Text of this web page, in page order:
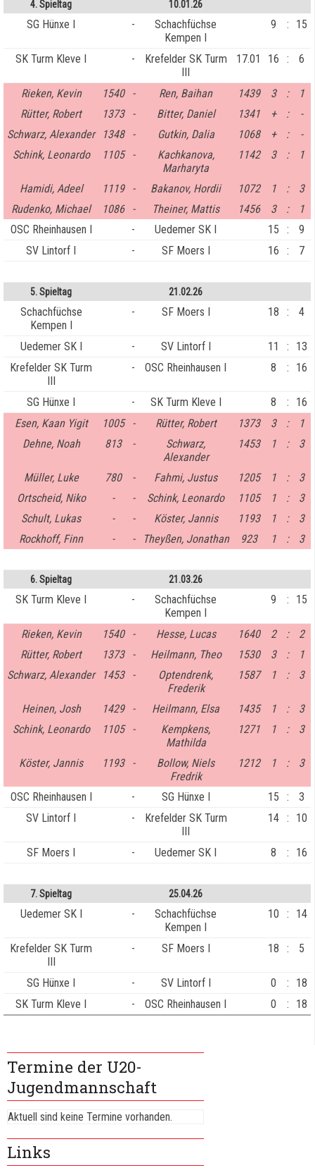
4. Spieltag 10.01.26
SG Hünxe I -
Schachfüchse
Kempen I
9 : 15
SK Turm Kleve I -
Krefelder SK Turm
17.01 16 : 6
Rieken, Kevin 1540 - Ren, Baihan 1439 3 :
1
Rütter, Robert
1373 - Bitter, Daniel 1341 + :
-
Schwarz, Alexander
1348 - Gutkin, Dalia 1068 + :
-
Schink, Leonardo
1105 -
Kachkanova,
Marharyta
1142 3 : 1
Hamidi, Adeel 1119 - Bakanov, Hordii 1072 1 :
3
Rudenko, Michael
1086 - Theiner, Mattis 1456 3 :
1
OSC Rheinhausen I
- Uedemer SK I 15 :
9
SV Lintorf I
- SF Moers I 16 : 7
5. Spieltag 21.02.26
Schachfüchse
Kempen I
- SF Moers I 18 : 4
Uedemer SK I - SV Lintorf I 11 :
13
Krefelder SK Turm
- OSC Rheinhausen I 8 : 16
SG Hünxe I - SK Turm Kleve I 8 :
16
Esen, Kaan Yigit
1005 - Rütter, Robert 1373 3 :
1
Dehne, Noah
813 -
Schwarz,
Alexander
1453 1 : 3
Müller, Luke 780 - Fahmi, Justus 1205 1 :
3
Ortscheid, Niko
- - Schink, Leonardo 1105 1 :
3
Schult, Lukas
- - Köster, Jannis 1193 1 :
3
Rockhoff, Finn
- - Theyßen, Jonathan 923 1 : 3
6. Spieltag 21.03.26
SK Turm Kleve I -
Schachfüchse
Kempen I
9 : 15
Rieken, Kevin 1540 - Hesse, Lucas 1640 2 :
2
Rütter, Robert
1373 - Heilmann, Theo 1530 3 :
1
Schwarz, Alexander
1453 -
Optendrenk,
Frederik
1587 1 : 3
Heinen, Josh 1429 - Heilmann, Elsa 1435 1 :
3
Schink, Leonardo
1105 -
Kempkens,
Mathilda
1271 1 : 3
Köster, Jannis 1193 -
Bollow, Niels
Fredrik
1212 1 : 3
OSC Rheinhausen I - SG Hünxe I 15 :
3
SV Lintorf I
-
Krefelder SK Turm
14 : 10
SF Moers I - Uedemer SK I 8 : 16
7. Spieltag 25.04.26
Uedemer SK I -
Schachfüchse
Kempen I
10 : 14
Krefelder SK Turm
- SF Moers I 18 : 5
SG Hünxe I - SV Lintorf I 0 :
18
SK Turm Kleve I
- OSC Rheinhausen I 0 : 18
Termine der U20-
Jugendmannschaft
Aktuell sind keine Termine vorhanden.
Links